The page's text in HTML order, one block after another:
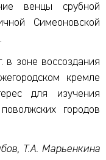
венцы срубной
Симеоновской
в зоне воссоздания
кремле
для изучения
городов
Т.А. Марьенкина